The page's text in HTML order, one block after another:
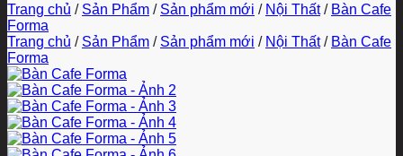
Trang chủ / Sản Phẩm / Sản phẩm mới / Nội Thất / Bàn Cafe
Forma
Trang chủ / Sản Phẩm / Sản phẩm mới / Nội Thất / Bàn Cafe
Forma